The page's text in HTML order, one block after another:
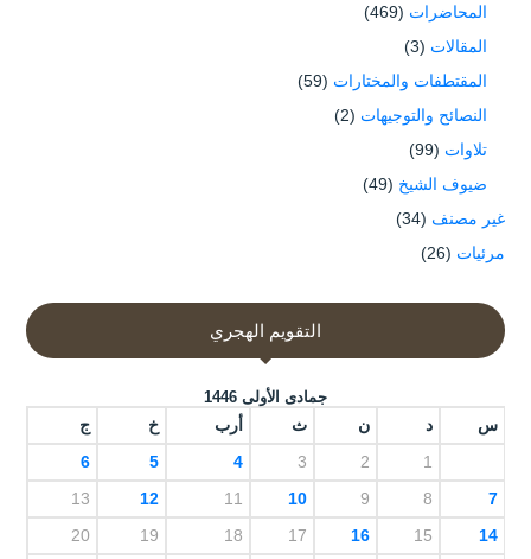
المحاضرات (469)
المقالات (3)
المقتطفات والمختارات (59)
النصائح والتوجيهات (2)
تلاوات (99)
ضيوف الشيخ (49)
غير مصنف (34)
مرئيات (26)
التقويم الهجري
جمادى الأولى 1446
س د ن ث أرب خ ج
1
2
3
4
5
6
7
8
9
10
11
12
13
14
15
16
17
18
19
20